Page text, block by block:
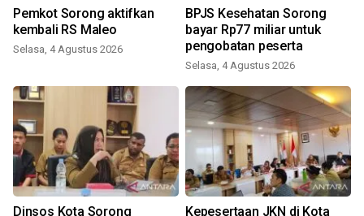
Pemkot Sorong aktifkan
kembali RS Maleo
Selasa, 4 Agustus 2026
BPJS Kesehatan Sorong
bayar Rp77 miliar untuk
pengobatan peserta
Selasa, 4 Agustus 2026
Dinsos Kota Sorong
Kepesertaan JKN di Kota